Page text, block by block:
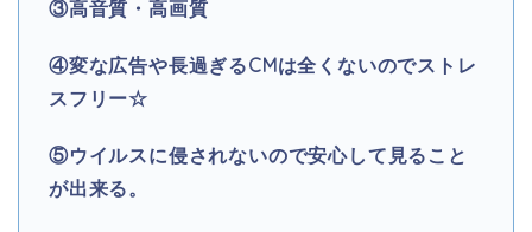
③高音質・高画質
④変な広告や長過ぎるCMは全くないのでストレ
スフリー☆
⑤ウイルスに侵されないので安心して見ること
が出来る。